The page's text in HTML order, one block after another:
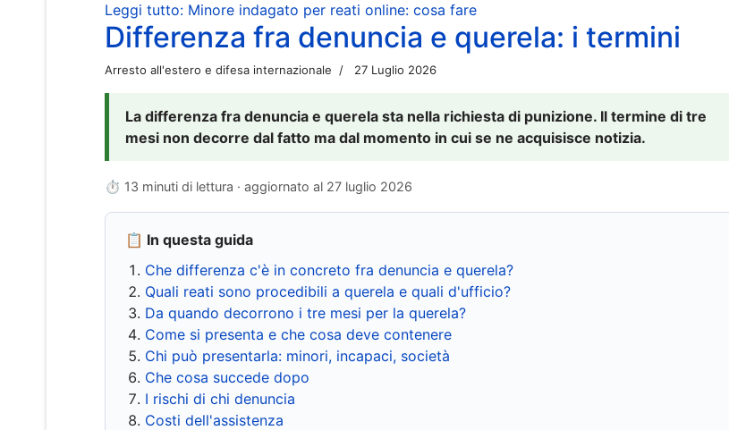
Leggi tutto: Minore indagato per reati online: cosa fare
Differenza fra denuncia e querela: i termini
Arresto all'estero e difesa internazionale 27 Luglio 2026
La differenza fra denuncia e querela sta nella richiesta di punizione. Il termine di tre
mesi non decorre dal fatto ma dal momento in cui se ne acquisisce notizia.
⏱ 13 minuti di lettura · aggiornato al 27 luglio 2026
📋 In questa guida
Che differenza c'è in concreto fra denuncia e querela?
Quali reati sono procedibili a querela e quali d'ufficio?
Da quando decorrono i tre mesi per la querela?
Come si presenta e che cosa deve contenere
Chi può presentarla: minori, incapaci, società
Che cosa succede dopo
I rischi di chi denuncia
Costi dell'assistenza